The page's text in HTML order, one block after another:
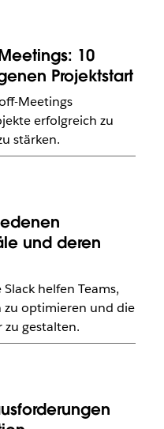
10
Projektstart
Meetings
erfolgreich zu
stärken.
und deren
helfen Teams,
optimieren und die
gestalten.